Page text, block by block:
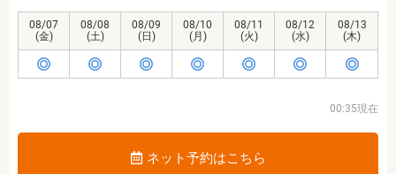
08/07
(金)
08/08
(土)
08/09
(日)
08/10
(月)
08/11
(火)
08/12
(水)
08/13
(木)
00:35現在
ネット予約はこちら